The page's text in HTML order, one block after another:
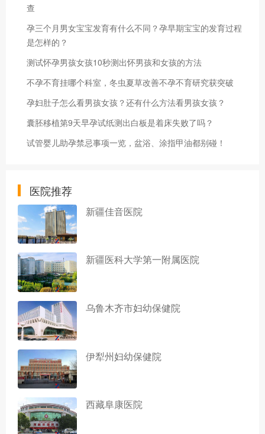
查
孕三个月男女宝宝发育有什么不同？孕早期宝宝的发育过程
是怎样的？
测试怀孕男孩女孩10秒测出怀男孩和女孩的方法
不孕不育挂哪个科室，冬虫夏草改善不孕不育研究获突破
孕妇肚子怎么看男孩女孩？还有什么方法看男孩女孩？
囊胚移植第9天早孕试纸测出白板是着床失败了吗？
试管婴儿助孕禁忌事项一览，盆浴、涂指甲油都别碰！
医院推荐
新疆佳音医院
新疆医科大学第一附属医院
乌鲁木齐市妇幼保健院
伊犁州妇幼保健院
西藏阜康医院